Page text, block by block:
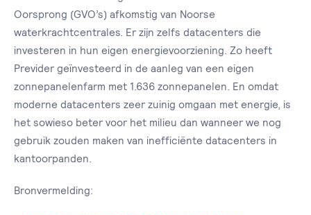
Oorsprong (GVO’s) afkomstig van Noorse
waterkrachtcentrales. Er zijn zelfs datacenters die
investeren in hun eigen energievoorziening. Zo heeft
Previder geïnvesteerd in de aanleg van een eigen
zonnepanelenfarm met 1.636 zonnepanelen. En omdat
moderne datacenters zeer zuinig omgaan met energie, is
het sowieso beter voor het milieu dan wanneer we nog
gebruik zouden maken van inefficiënte datacenters in
kantoorpanden.
Bronvermelding: